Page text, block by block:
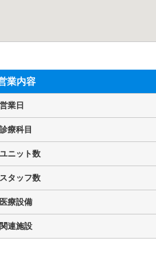
業内容
営業日
診療科目
ユニット数
スタッフ数
医療設備
関連施設